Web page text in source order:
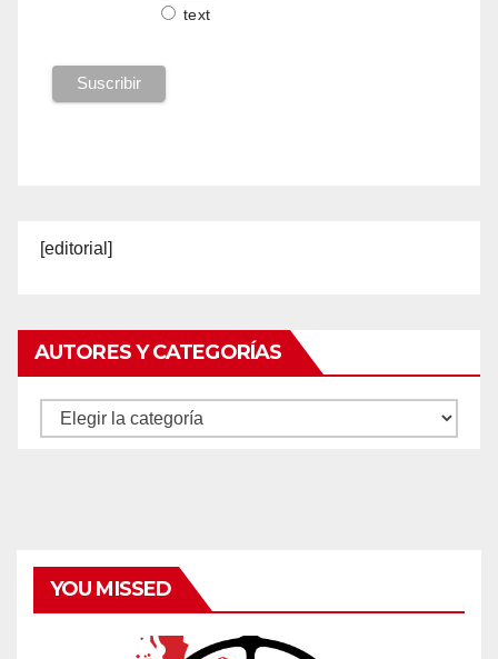
text
[editorial]
AUTORES Y CATEGORÍAS
Autores
YOU MISSED